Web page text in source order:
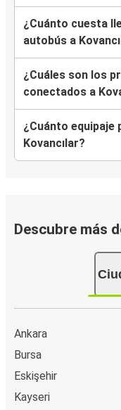
¿Cuánto cuesta
autobús a
¿Cuáles son los
conectados a
¿Cuánto equipaje
Kovancılar?
Descubre más
Ankara
Bursa
Eskişehir
Kayseri